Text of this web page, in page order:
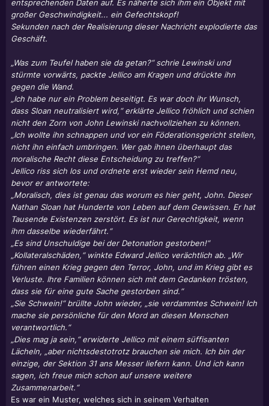
entsprechenden Daten auf. Es näherte sich ihm ein Objekt mit
großer Geschwindigkeit... ein Gefechtskopf!
Sekunden nach der Realisierung dieser Nachricht explodierte das
Geschäft.
„Was zum Teufel haben sie da getan?“ schrie Lewinski und
stürmte vorwärts, packte Jellico am Kragen und drückte ihn
gegen die Wand.
„Ich habe nur ein Problem beseitigt. Es war doch ihr Wunsch,
dass Sloan neutralisiert wird,“ erklärte Jellico fröhlich und schien
nicht den Zorn von John Lewinski nachvollziehen zu können.
„Ich wollte ihn schnappen und vor ein Föderationsgericht stellen,
nicht ihn einfach umbringen. Wer gab ihnen überhaupt das
moralische Recht diese Entscheidung zu treffen?“
Jellico riss sich los und ordnete erst wieder sein Hemd neu,
bevor er antwortete:
„Moralisch, dies ist genau das worum es hier geht, John. Dieser
Nathan Sloan hat Hunderte von Leben auf dem Gewissen. Er hat
Tausende Existenzen zerstört. Es ist nur Gerechtigkeit, wenn
ihm dasselbe wiederfährt.“
„Es sind Unschuldige bei der Detonation gestorben!“
„Kollateralschäden,“ winkte Edward Jellico verächtlich ab. „Wir
führen einen Krieg gegen den Terror, John, und im Krieg gibt es
Verluste. Ihre Familien können sich mit dem Gedanken trösten,
dass sie für eine gute Sache gestorben sind.“
„Sie Schwein!“ brüllte John wieder, „sie verdammtes Schwein! Ich
mache sie persönliche für den Mord an diesen Menschen
verantwortlich.“
„Dies mag ja sein,“ erwiderte Jellico mit einem süffisanten
Lächeln, „aber nichtsdestotrotz brauchen sie mich. Ich bin der
einzige, der Sektion 31 ans Messer liefern kann. Und ich kann
sagen, ich freue mich schon auf unsere weitere
Zusammenarbeit.“
Es war ein Muster, welches sich in seinem Verhalten